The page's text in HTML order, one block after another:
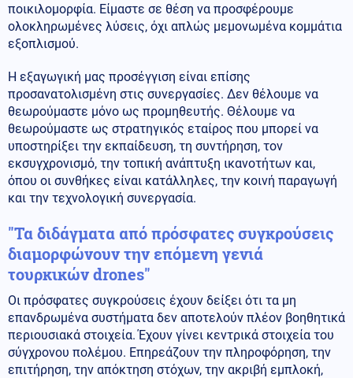
ποικιλομορφία. Είμαστε σε θέση να προσφέρουμε
ολοκληρωμένες λύσεις, όχι απλώς μεμονωμένα κομμάτια
εξοπλισμού.
Η εξαγωγική μας προσέγγιση είναι επίσης
προσανατολισμένη στις συνεργασίες. Δεν θέλουμε να
θεωρούμαστε μόνο ως προμηθευτής. Θέλουμε να
θεωρούμαστε ως στρατηγικός εταίρος που μπορεί να
υποστηρίξει την εκπαίδευση, τη συντήρηση, τον
εκσυγχρονισμό, την τοπική ανάπτυξη ικανοτήτων και,
όπου οι συνθήκες είναι κατάλληλες, την κοινή παραγωγή
και την τεχνολογική συνεργασία.
"Τα διδάγματα από πρόσφατες συγκρούσεις
διαμορφώνουν την επόμενη γενιά
τουρκικών drones"
Οι πρόσφατες συγκρούσεις έχουν δείξει ότι τα μη
επανδρωμένα συστήματα δεν αποτελούν πλέον βοηθητικά
περιουσιακά στοιχεία. Έχουν γίνει κεντρικά στοιχεία του
σύγχρονου πολέμου. Επηρεάζουν την πληροφόρηση, την
επιτήρηση, την απόκτηση στόχων, την ακριβή εμπλοκή,